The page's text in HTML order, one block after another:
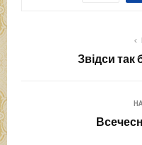
Звідси